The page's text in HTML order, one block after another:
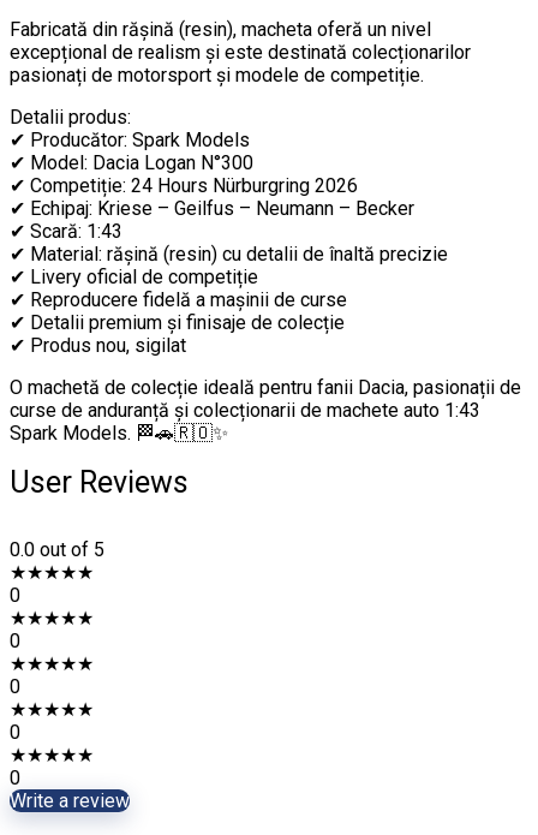
Fabricată din rășină (resin), macheta oferă un nivel
excepțional de realism și este destinată colecționarilor
pasionați de motorsport și modele de competiție.
Detalii produs:
✔ Producător: Spark Models
✔ Model: Dacia Logan N°300
✔ Competiție: 24 Hours Nürburgring 2026
✔ Echipaj: Kriese – Geilfus – Neumann – Becker
✔ Scară: 1:43
✔ Material: rășină (resin) cu detalii de înaltă precizie
✔ Livery oficial de competiție
✔ Reproducere fidelă a mașinii de curse
✔ Detalii premium și finisaje de colecție
✔ Produs nou, sigilat
O machetă de colecție ideală pentru fanii Dacia, pasionații de
curse de anduranță și colecționarii de machete auto 1:43
Spark Models. 🏁🚗🇷🇴✨
User Reviews
0.0 out of 5
★★★★★
0
★★★★★
0
★★★★★
0
★★★★★
0
★★★★★
0
Write a review